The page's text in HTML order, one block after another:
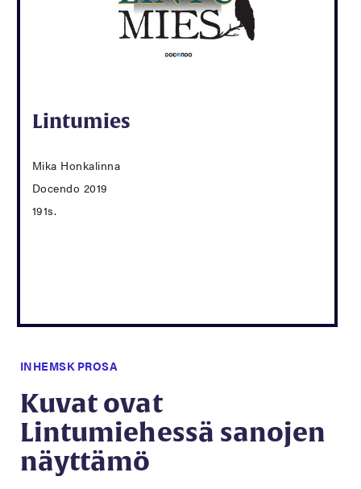
Lintumies
Mika Honkalinna
Docendo 2019
191s.
INHEMSK PROSA
Kuvat ovat
Lintumiehessä sanojen
näyttämö